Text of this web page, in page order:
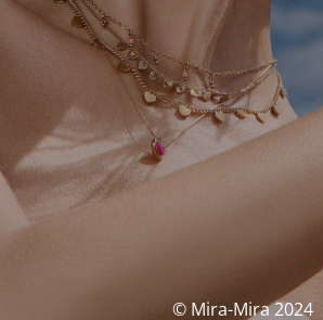
© Mira-Mira 2024